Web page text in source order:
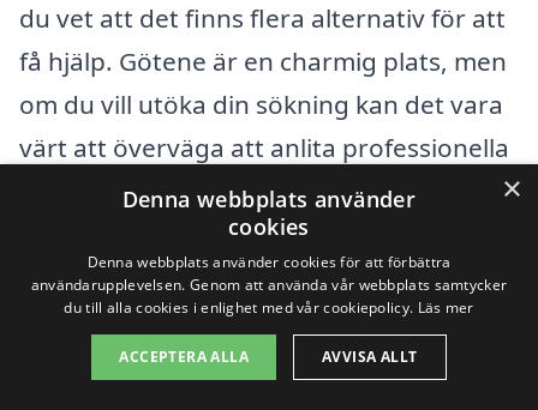
du vet att det finns flera alternativ för att
få hjälp. Götene är en charmig plats, men
om du vill utöka din sökning kan det vara
värt att överväga att anlita professionella
från närliggande städer. Här är några
städer där du kan hitta kvalificerade
entreprenörer som erbjuder
takrenovering:
×
Denna webbplats använder
cookies
Denna webbplats använder cookies för att förbättra
användarupplevelsen. Genom att använda vår webbplats samtycker
du till alla cookies i enlighet med vår cookiepolicy. Läs mer
ACCEPTERA ALLA AVVISA ALLT